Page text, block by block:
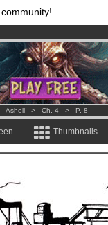
month !Get membership
& mangas!.
Ashell > Ch. 4 > P. 8
Thumbnails